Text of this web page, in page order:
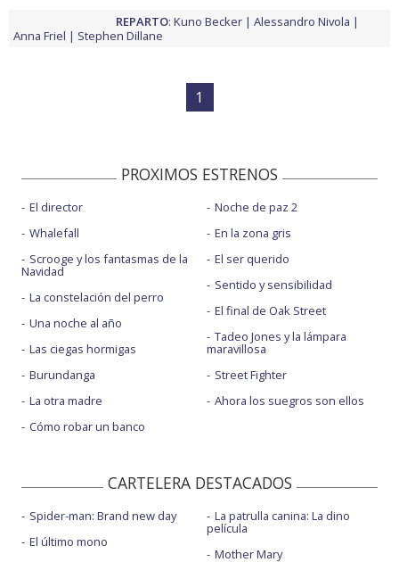
REPARTO: Kuno Becker
Alessandro Nivola
Anna Friel
Stephen Dillane
1
PROXIMOS ESTRENOS
El director
Whalefall
Scrooge y los fantasmas de la
Navidad
La constelación del perro
Una noche al año
Las ciegas hormigas
Burundanga
La otra madre
Cómo robar un banco
Noche de paz 2
En la zona gris
El ser querido
Sentido y sensibilidad
El final de Oak Street
Tadeo Jones y la lámpara
maravillosa
Street Fighter
Ahora los suegros son ellos
CARTELERA DESTACADOS
Spider-man: Brand new day
El último mono
La patrulla canina: La dino
película
Mother Mary